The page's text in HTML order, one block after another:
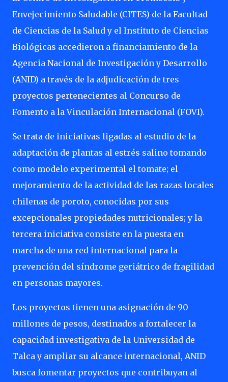
Envejecimiento Saludable (CITES) de la Facultad
de Ciencias de la Salud y el Instituto de Ciencias
Biológicas accedieron a financiamiento de la
Agencia Nacional de Investigación y Desarrollo
(ANID) a través de la adjudicación de tres
proyectos pertenecientes al Concurso de
Fomento a la Vinculación Internacional (FOVI).
Se trata de iniciativas ligadas al estudio de la
adaptación de plantas al estrés salino tomando
como modelo experimental el tomate; el
mejoramiento de la actividad de las razas locales
chilenas de poroto, conocidas por sus
excepcionales propiedades nutricionales; y la
tercera iniciativa consiste en la puesta en
marcha de una red internacional para la
prevención del síndrome geriátrico de fragilidad
en personas mayores.
Los proyectos tienen una asignación de 90
millones de pesos, destinados a fortalecer la
capacidad investigativa de la Universidad de
Talca y ampliar su alcance internacional, ANID
busca fomentar proyectos que contribuyan al